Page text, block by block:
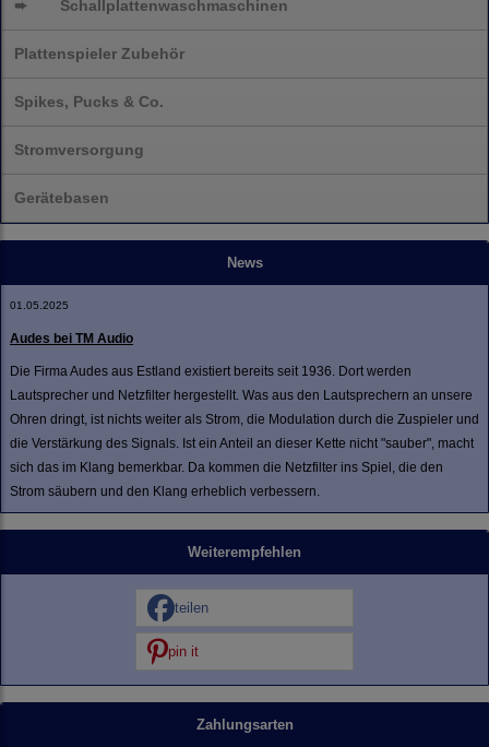
➨ Schallplattenwaschmaschinen
Plattenspieler Zubehör
Spikes, Pucks & Co.
Stromversorgung
Gerätebasen
News
01.05.2025
Audes bei TM Audio
Die Firma Audes aus Estland existiert bereits seit 1936. Dort werden
Lautsprecher und Netzfilter hergestellt. Was aus den Lautsprechern an unsere
Ohren dringt, ist nichts weiter als Strom, die Modulation durch die Zuspieler und
die Verstärkung des Signals. Ist ein Anteil an dieser Kette nicht "sauber", macht
sich das im Klang bemerkbar. Da kommen die Netzfilter ins Spiel, die den
Strom säubern und den Klang erheblich verbessern.
Weiterempfehlen
teilen
pin it
Zahlungsarten